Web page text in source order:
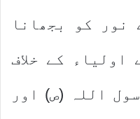
نور کو بجھانا
کے خلاف
اللہ (ص) اور